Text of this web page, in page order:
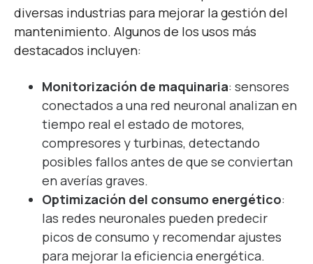
diversas industrias para mejorar la gestión del
mantenimiento. Algunos de los usos más
destacados incluyen:
Monitorización de maquinaria: sensores
conectados a una red neuronal analizan en
tiempo real el estado de motores,
compresores y turbinas, detectando
posibles fallos antes de que se conviertan
en averías graves.
Optimización del consumo energético:
las redes neuronales pueden predecir
picos de consumo y recomendar ajustes
para mejorar la eficiencia energética.